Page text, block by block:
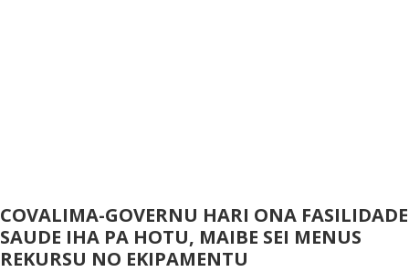
COVALIMA-GOVERNU HARI ONA FASILIDADE
SAUDE IHA PA HOTU, MAIBE SEI MENUS
REKURSU NO EKIPAMENTU